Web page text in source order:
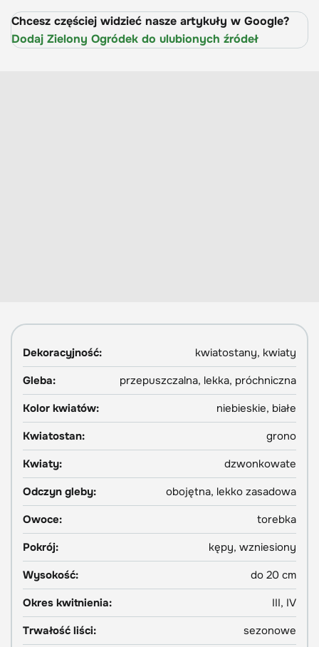
Chcesz częściej widzieć nasze artykuły w Google?
Dodaj Zielony Ogródek do ulubionych źródeł
Dekoracyjność:
kwiatostany, kwiaty
Gleba:
przepuszczalna, lekka, próchniczna
Kolor kwiatów:
niebieskie, białe
Kwiatostan:
grono
Kwiaty:
dzwonkowate
Odczyn gleby:
obojętna, lekko zasadowa
Owoce:
torebka
Pokrój:
kępy, wzniesiony
Wysokość:
do 20 cm
Okres kwitnienia:
III, IV
Trwałość liści:
sezonowe